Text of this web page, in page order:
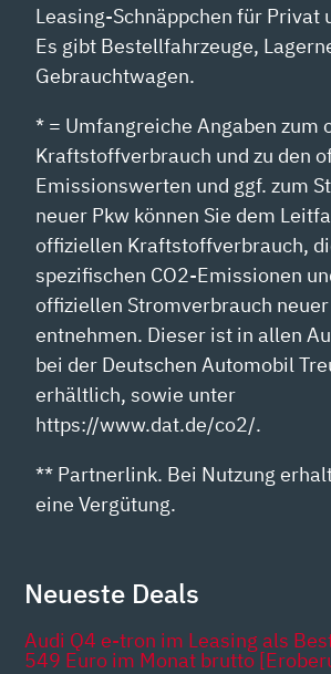
Leasing-Schnäppchen für Privat
Es gibt Bestellfahrzeuge,
Gebrauchtwagen.
* = Umfangreiche Angaben zum
Kraftstoffverbrauch und zu den
Emissionswerten und ggf. zum
neuer Pkw können Sie dem
offiziellen Kraftstoffverbrauch,
spezifischen CO2-Emissionen
offiziellen Stromverbrauch
entnehmen. Dieser ist in allen
bei der Deutschen Automobil
erhältlich, sowie unter
https://www.dat.de/co2/.
** Partnerlink. Bei Nutzung
eine Vergütung.
Neueste Deals
Audi Q4 e-tron im Leasing als
549 Euro im Monat brutto